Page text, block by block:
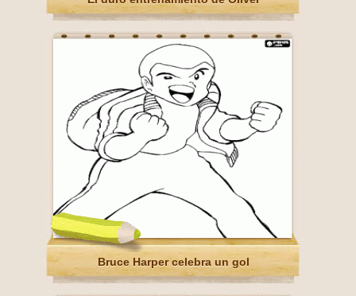
Bruce Harper celebra un gol